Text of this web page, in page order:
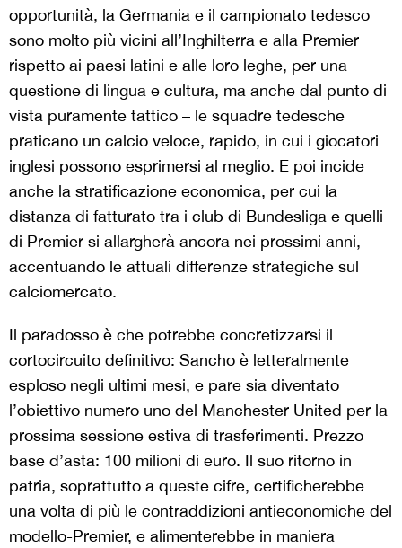
opportunità, la Germania e il campionato tedesco
sono molto più vicini all’Inghilterra e alla Premier
rispetto ai paesi latini e alle loro leghe, per una
questione di lingua e cultura, ma anche dal punto di
vista puramente tattico – le squadre tedesche
praticano un calcio veloce, rapido, in cui i giocatori
inglesi possono esprimersi al meglio. E poi incide
anche la stratificazione economica, per cui la
distanza di fatturato tra i club di Bundesliga e quelli
di Premier si allargherà ancora nei prossimi anni,
accentuando le attuali differenze strategiche sul
calciomercato.
Il paradosso è che potrebbe concretizzarsi il
cortocircuito definitivo: Sancho è letteralmente
esploso negli ultimi mesi, e pare sia diventato
l’obiettivo numero uno del Manchester United per la
prossima sessione estiva di trasferimenti. Prezzo
base d’asta: 100 milioni di euro. Il suo ritorno in
patria, soprattutto a queste cifre, certificherebbe
una volta di più le contraddizioni antieconomiche del
modello-Premier, e alimenterebbe in maniera